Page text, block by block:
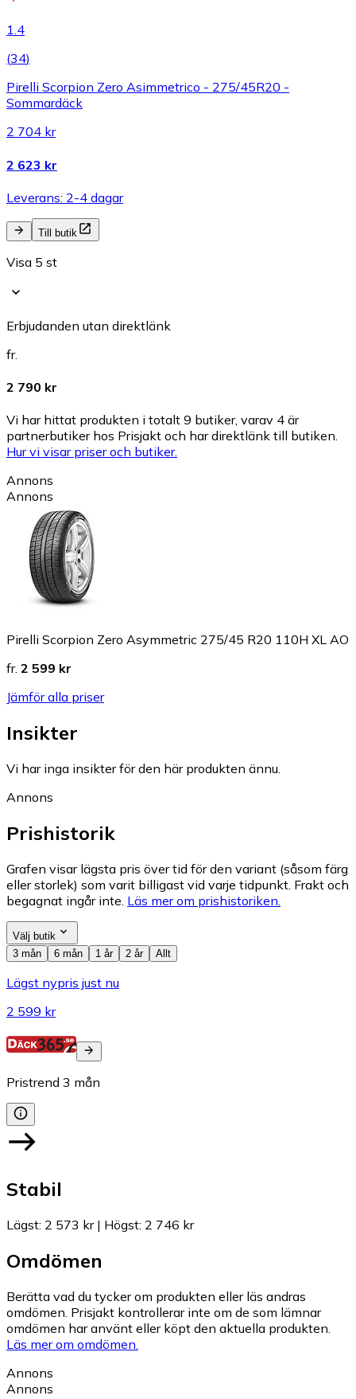
1.4
(34)
Pirelli Scorpion Zero Asimmetrico - 275/45R20 -
Sommardäck
2 704 kr
2 623 kr
Leverans: 2-4 dagar
Till butik
Visa 5 st
Erbjudanden utan direktlänk
fr.
2 790 kr
Vi har hittat produkten i totalt 9 butiker, varav 4 är
partnerbutiker hos Prisjakt och har direktlänk till butiken.
Hur vi visar priser och butiker.
Annons
Annons
Pirelli Scorpion Zero Asymmetric 275/45 R20 110H XL AO
fr. 2 599 kr
Jämför alla priser
Insikter
Vi har inga insikter för den här produkten ännu.
Annons
Prishistorik
Grafen visar lägsta pris över tid för den variant (såsom färg
eller storlek) som varit billigast vid varje tidpunkt. Frakt och
begagnat ingår inte. Läs mer om prishistoriken.
Välj butik
3 mån
6 mån 1 år 2 år Allt
Lägst nypris just nu
2 599 kr
Pristrend 3 mån
Stabil
Lägst: 2 573 kr| Högst: 2 746 kr
Omdömen
Berätta vad du tycker om produkten eller läs andras
omdömen. Prisjakt kontrollerar inte om de som lämnar
omdömen har använt eller köpt den aktuella produkten.
Läs mer om omdömen.
Annons
Annons